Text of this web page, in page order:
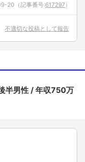
20 （記事番号:617297 ）
不適切な投稿として報告
半男性
年収750万